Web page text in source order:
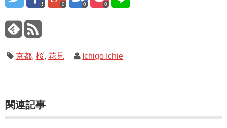
0 0 0
京都, 桜, 花見 Ichigo Ichie
関連記事